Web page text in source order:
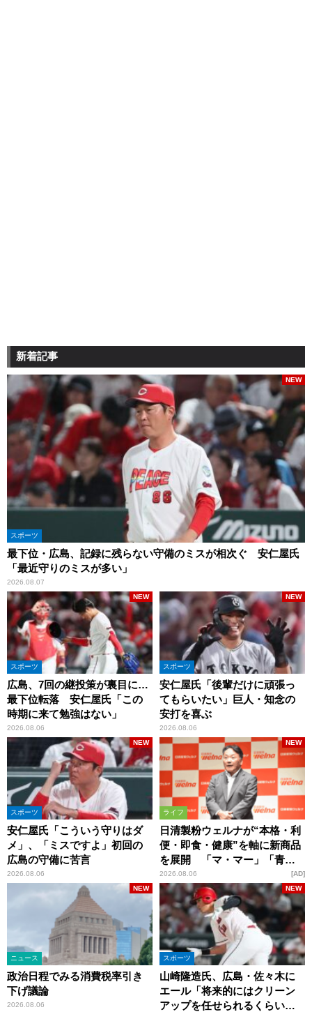
新着記事
スポーツ
最下位・広島、記録に残らない守備のミスが相次ぐ 安仁屋氏
「最近守りのミスが多い」
2026.08.07
NEW
スポーツ
広島、7回の継投策が裏目に…
最下位転落 安仁屋氏「この
時期に来て勉強はない」
2026.08.06
NEW
スポーツ
安仁屋氏「後輩だけに頑張っ
てもらいたい」巨人・知念の
安打を喜ぶ
2026.08.06
NEW
スポーツ
安仁屋氏「こういう守りはダ
メ」、「ミスですよ」初回の
広島の守備に苦言
2026.08.06
NEW
ライフ
日清製粉ウェルナが“本格・利
便・即食・健康”を軸に新商品
を展開 「マ・マー」「青の
洞窟」ブランドを強化
2026.08.06
NEW
AD
ニュース
政治日程でみる消費税率引き
下げ議論
2026.08.06
NEW
スポーツ
山崎隆造氏、広島・佐々木に
エール「将来的にはクリーン
アップを任せられるくらいま
NEW